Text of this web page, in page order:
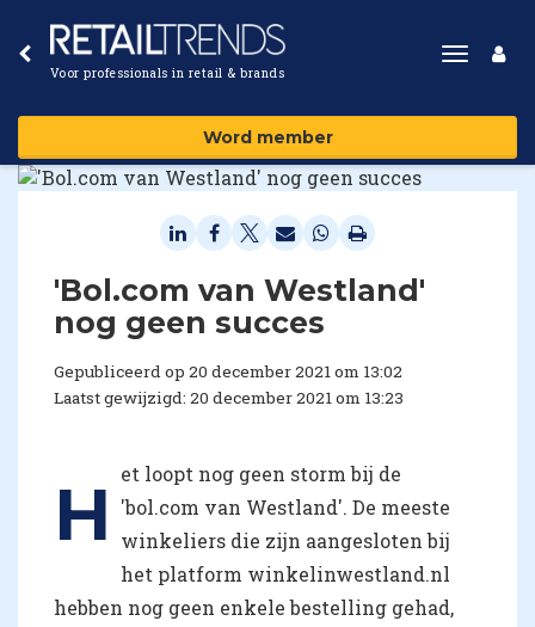
Voor professionals in retail & brands
Toggle
Word member
'Bol.com van Westland'
nog geen succes
Gepubliceerd op 20 december 2021 om 13:02
Laatst gewijzigd: 20 december 2021 om 13:23
H
et loopt nog geen storm bij de
'bol.com van Westland'. De meeste
winkeliers die zijn aangesloten bij
het platform winkelinwestland.nl
hebben nog geen enkele bestelling gehad,